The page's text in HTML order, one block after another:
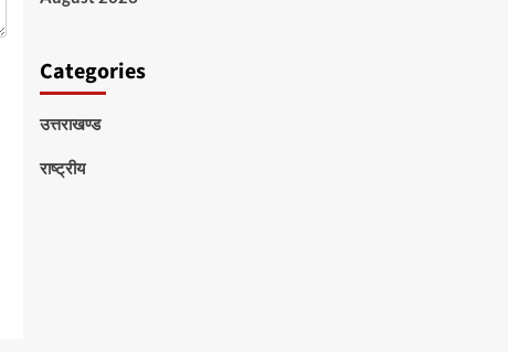
Categories
उत्तराखण्ड
राष्ट्रीय